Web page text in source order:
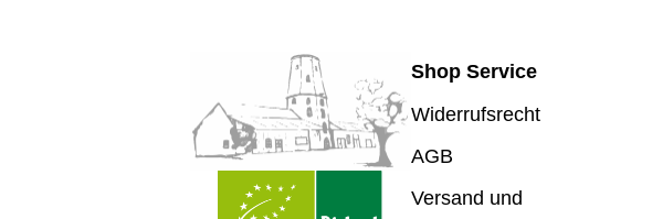
Shop Service
Widerrufsrecht
AGB
Versand und